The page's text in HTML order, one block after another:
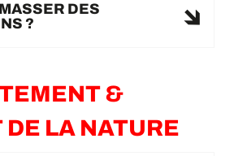
DES
?
&
DE LA NATURE